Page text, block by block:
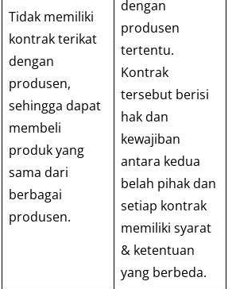
Tidak memiliki
kontrak terikat
dengan
produsen,
sehingga dapat
membeli
produk yang
sama dari
berbagai
produsen.
dengan
produsen
tertentu.
Kontrak
tersebut berisi
hak dan
kewajiban
antara kedua
belah pihak dan
setiap kontrak
memiliki syarat
& ketentuan
yang berbeda.